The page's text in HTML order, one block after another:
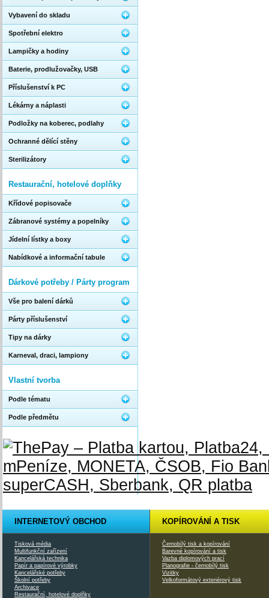
Vybavení do skladu
Spotřební elektro
Lampičky a hodiny
Baterie, prodlužovačky, USB
Příslušenství k PC
Lékárny a náplasti
Podložky na koberec, podlahy
Ochranné dělící stěny
Sterilizátory
Restaurační, hotelové doplňky
Křídové popisovače
Zábranové systémy a popelníky
Jídelní lístky a boxy
Nabídkové a informační tabule
Dárkové potřeby / Párty program
Vše pro balení dárků
Párty příslušenství
Tipy na dárky
Karneval, draci, lampiony
Vlastní tvorba
Podle tématu
Podle předmětu
INTERNETOVÝ OBCHOD
Tisková média
Multifunkční zařízení
Kancelářská technika
Papír a papírové výrobky
Kancelářské potřeby
Školní potřeby
Archivace
Restaurační, hotelové doplňky
KOPÍROVÁNÍ A TISK
Černobílý tisk a kopírování
Barevné kopírování a tisk
Vazba diplomových prací
Planografie - černobílý tisk
Vizitky
Velkoformátový exteriérový tisk